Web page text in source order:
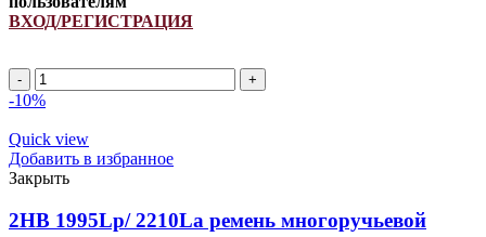
ВХОД/РЕГИСТРАЦИЯ
Количество
товара
1900Lp/
1912La
ремень
многоручьевой
INDFORCE
Strongest
-10%
Quick view
Добавить в избранное
Закрыть
2HB 1995Lp/ 2210La ремень многоручьевой